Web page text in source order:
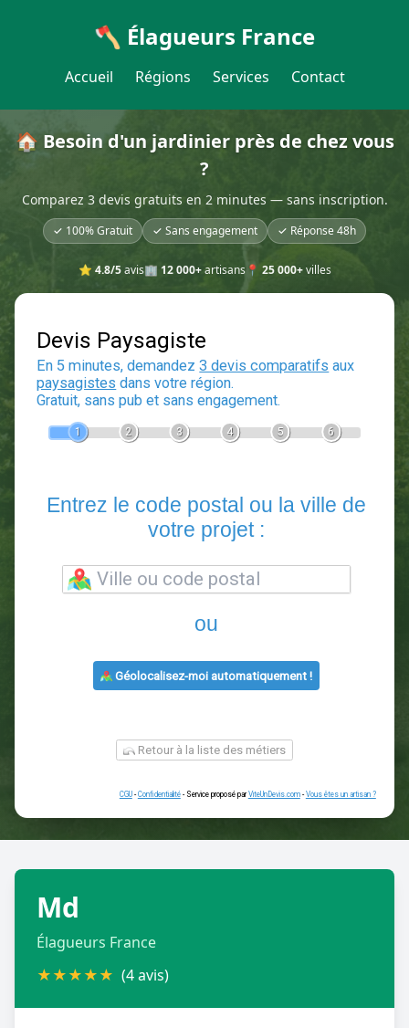
🪓 Élagueurs France
Accueil Régions Services Contact
🏠 Besoin d'un jardinier près de chez vous
?
Comparez 3 devis gratuits en 2 minutes — sans inscription.
✓ 100% Gratuit ✓ Sans engagement ✓ Réponse 48h
⭐ 4.8/5avis🏢 12 000+artisans📍 25 000+villes
Devis Paysagiste
En 5 minutes, demandez3 devis comparatifs
2 3
Entrez le code postal ou la
ou
CGU -
Md
Élagueurs France
★★★★★ (4 avis)